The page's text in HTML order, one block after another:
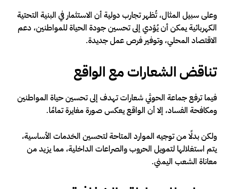
وعلى سبيل المثال، تُظهر تجارب دولية أن الاستثمار في البنية التحتية
الكهربائية يمكن أن يُؤدي إلى تحسين جودة الحياة للمواطنين، دعم
الاقتصاد المحلي، وتوفير فرص عمل جديدة.
تناقض الشعارات مع الواقع
فيما ترفع جماعة الحوثي شعارات تهدف إلى تحسين حياة المواطنين
ومكافحة الفساد، إلا أن الواقع يعكس صورة مغايرة تمامًا.
ولكن بدلًا من توجيه الموارد المتاحة لتحسين الخدمات الأساسية،
يتم استغلالها لتمويل الحروب والصراعات الداخلية، مما يزيد من
معاناة الشعب اليمني.